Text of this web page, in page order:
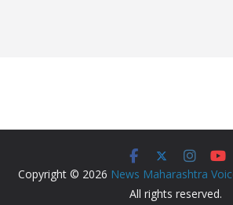
Copyright © 2026 News Maharashtra Voice
All rights reserved.